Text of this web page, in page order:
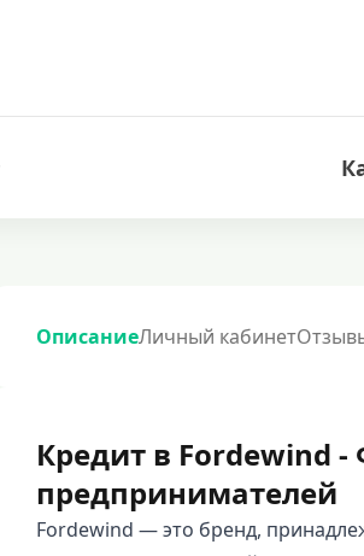
ОписаниеЛичный кабинет
Кредит в Fordewind
предпринимателей
Fordewind — это бренд,